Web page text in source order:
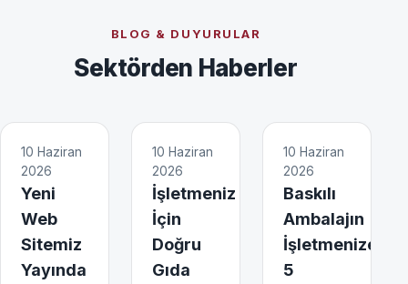
BLOG & DUYURULAR
Sektörden Haberler
10 Haziran
2026
Yeni
Web
Sitemiz
Yayında
10 Haziran
2026
İşletmeniz
İçin
Doğru
Gıda
10 Haziran
2026
Baskılı
Ambalajın
İşletmenize
5